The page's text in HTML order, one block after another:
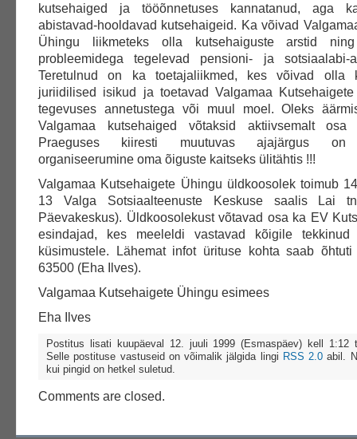
kutsehaiged ja tööõnnetuses kannatanud, aga
abistavad-hooldavad kutsehaigeid. Ka võivad
Ühingu liikmeteks olla kutsehaiguste arstid ning
probleemidega tegelevad pensioni- ja sotsiaalabi-
Teretulnud on ka toetajaliikmed, kes võivad olla
juriidilised isikud ja toetavad Valgamaa
tegevuses annetustega või muul moel. Oleks
Valgamaa kutsehaiged võtaksid aktiivsemalt osa
Praeguses kiiresti muutuvas ajajärgus on
organiseerumine oma õiguste kaitseks ülitähtis !!!
Valgamaa Kutsehaigete Ühingu üldkoosolek toimub
13 Valga Sotsiaalteenuste Keskuse saalis Lai
Päevakeskus). Üldkoosolekust võtavad osa ka EV
esindajad, kes meeleldi vastavad kõigile tekkinud
küsimustele. Lähemat infot ürituse kohta saab
63500 (Eha Ilves).
Valgamaa Kutsehaigete Ühingu esimees
Eha Ilves
Postitus lisati kuupäeval 12. juuli 1999 (Esmaspäev) kell 1:12
Selle postituse vastuseid on võimalik jälgida lingi RSS 2.0 abil.
kui pingid on hetkel suletud.
Comments are closed.